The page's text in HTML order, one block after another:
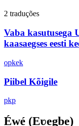
2 traduções
Vaba kasutusega
kaasaegses eesti
opkek
Piibel Kõigile
pkp
Éwé (Eʋegbe)